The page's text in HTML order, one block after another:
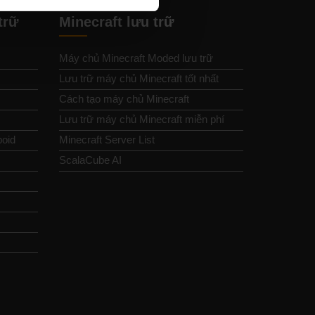
Minecraft lưu trữ
Máy chủ Minecraft Moded lưu trữ
Lưu trữ máy chủ Minecraft tốt nhất
Cách tạo máy chủ Minecraft
Lưu trữ máy chủ Minecraft miễn phí
Minecraft Server List
ScalaCube AI